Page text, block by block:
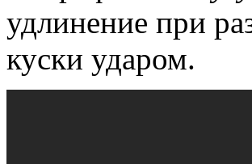
удлинение при
куски ударом.